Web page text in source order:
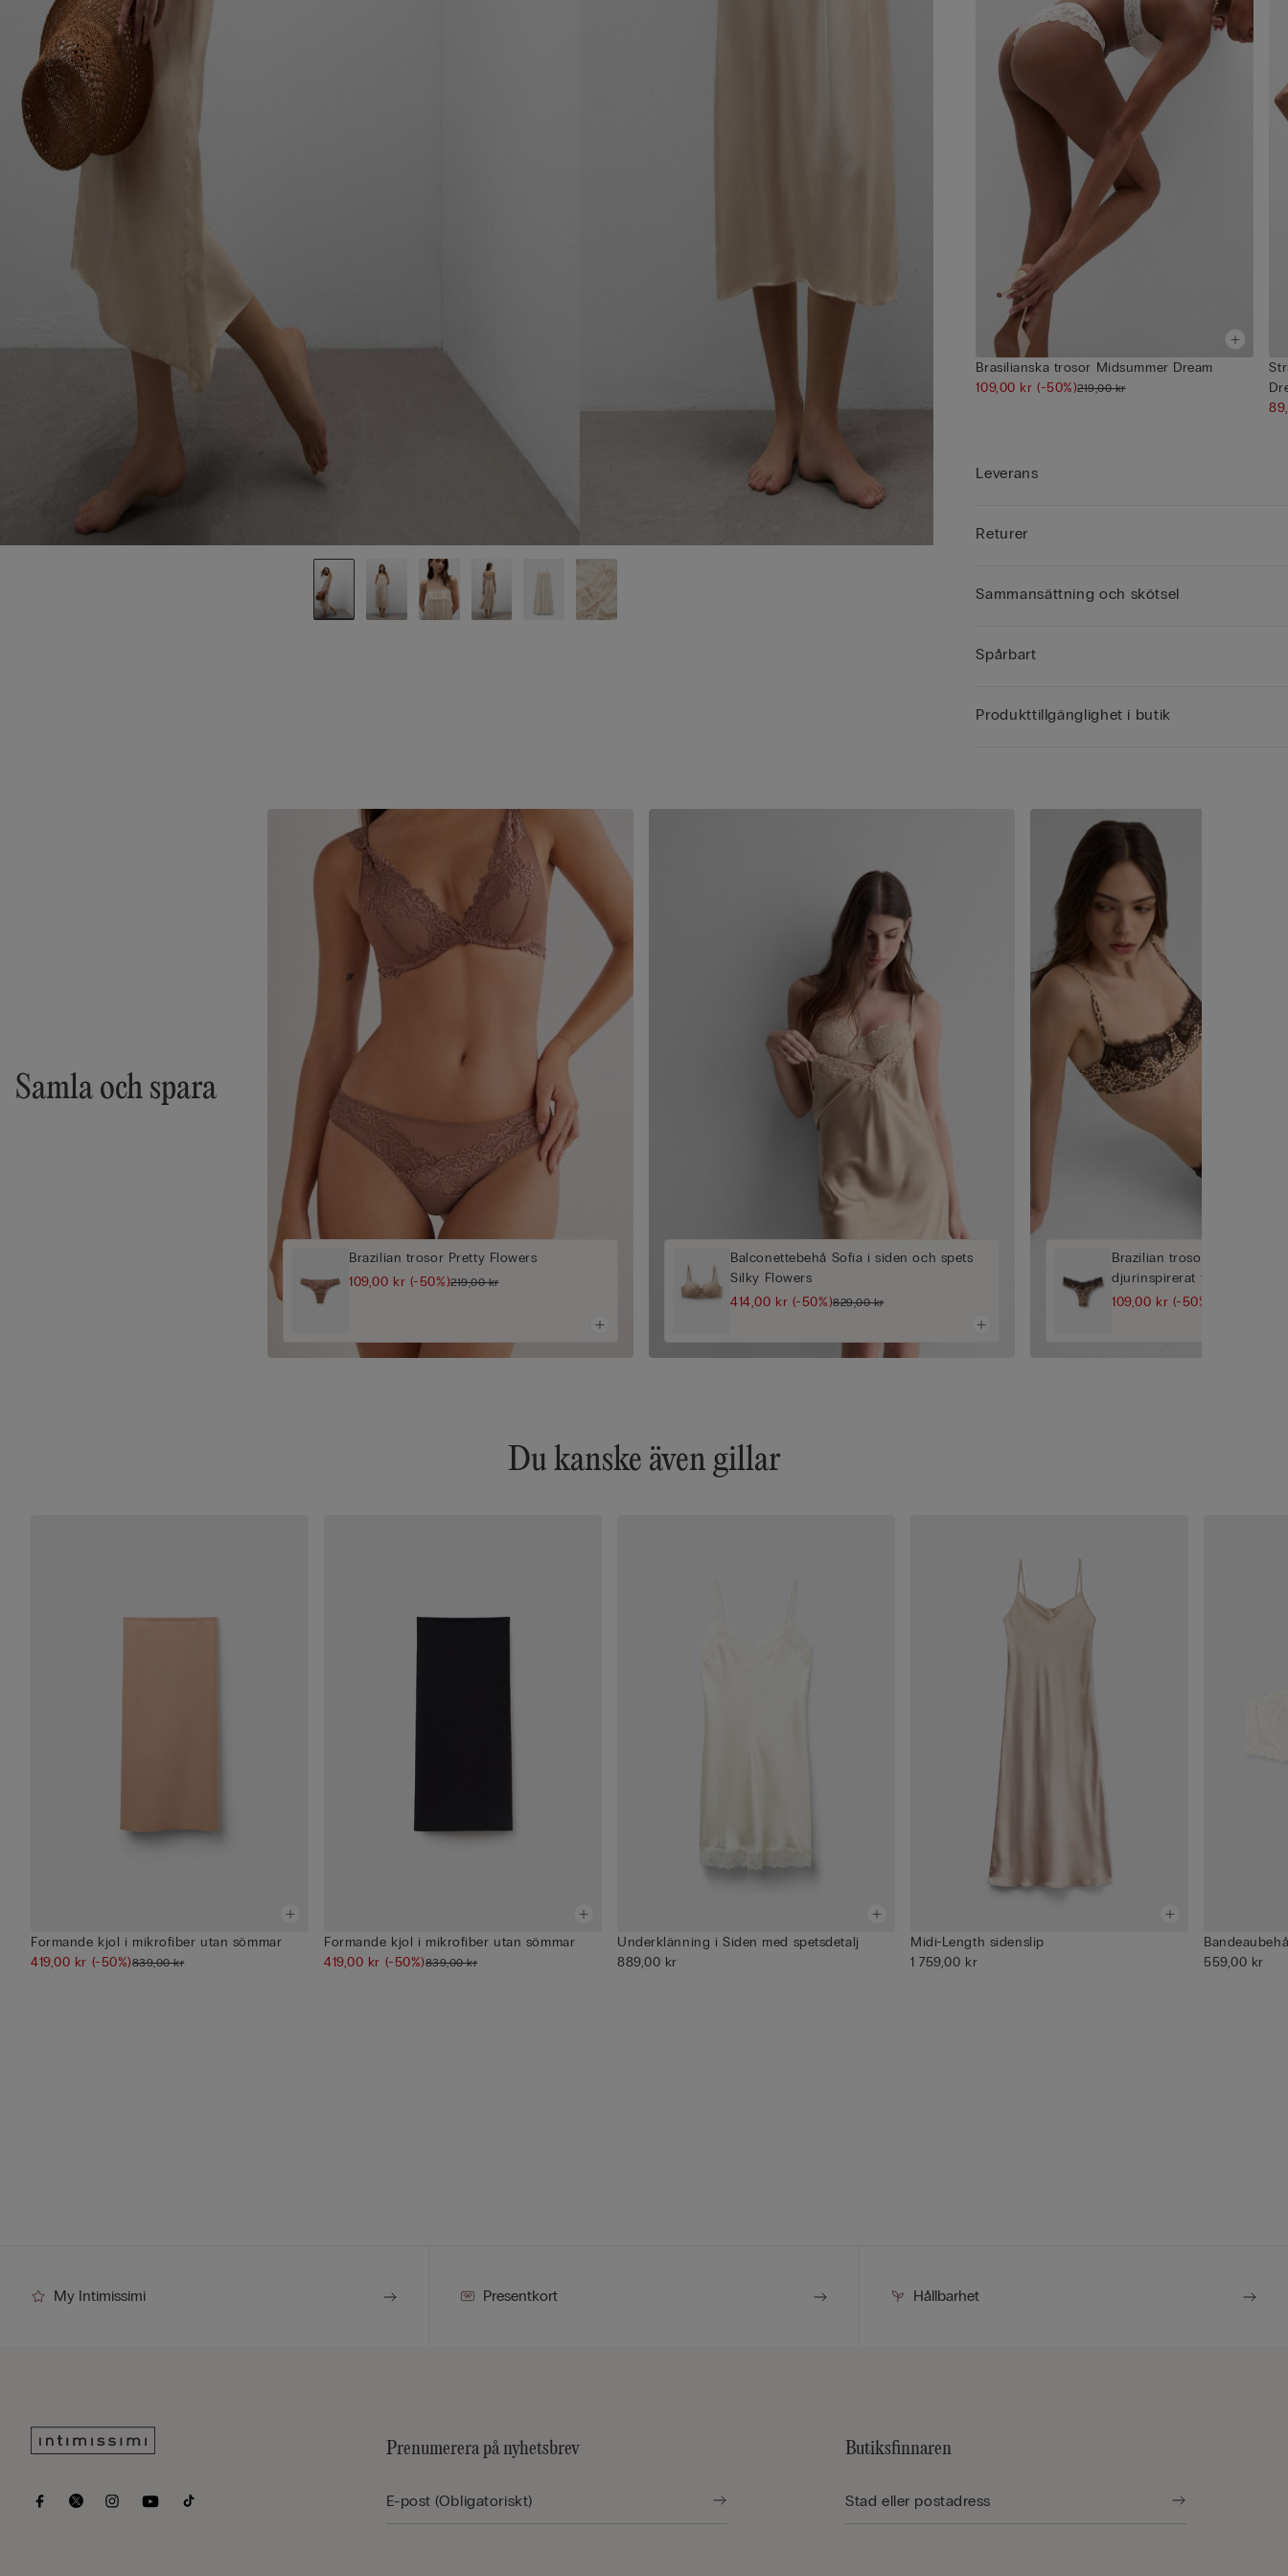
Brasilianska trosor Midsummer Dream
109,00 kr (-50%)219,00 kr
Leverans
Returer
Sammansättning och skötsel
Spårbart
Produkttillgänglighet i butik
Samla och spara
Brazilian trosor Pretty Flowers
109,00 kr (-50%)219,00 kr
Balconettebehå Sofia i siden och spets
Silky Flowers
414,00 kr (-50%)829,00 kr
Brazilian trosor i 80-
djurinspirerat tryck Simply
109,00 kr (-50%)
Du kanske även gillar
Formande kjol i mikrofiber utan sömmar
419,00 kr (-50%)839,00 kr
Formande kjol i mikrofiber utan sömmar
419,00 kr (-50%)839,00 kr
Underklänning i Siden med spetsdetalj
889,00 kr
Midi-Length sidenslip
1 759,00 kr
559,00 kr
My Intimissimi Presentkort Hållbarhet
Prenumerera på nyhetsbrev Butiksfinnaren